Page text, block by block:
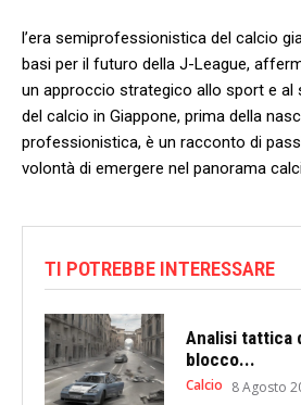
l’era semiprofessionistica ‌del calcio
basi per il futuro della J-League,
un ‌approccio strategico allo sport e al
del calcio in Giappone, prima ​della
professionistica, è un racconto di
volontà di emergere nel panorama
TI POTREBBE INTERESSARE
Analisi tattica
blocco...
Calcio 8 Agosto